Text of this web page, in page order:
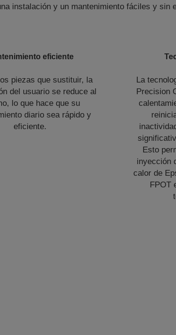
instalación y un mantenimiento fáciles y sin
eficiente
piezas que sustituir, la
del usuario se reduce al
lo que hace que su
diario sea rápido y
eficiente.
La
Precision
Esto
inyección
calor de
FPOT